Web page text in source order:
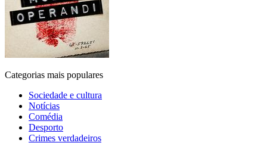
Categorias mais populares
Sociedade e cultura
Notícias
Comédia
Desporto
Crimes verdadeiros